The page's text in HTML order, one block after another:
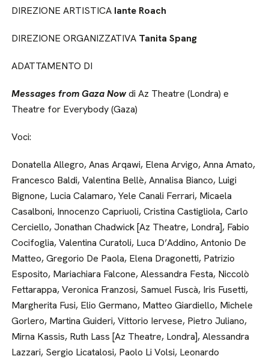
DIREZIONE ARTISTICA Iante Roach
DIREZIONE ORGANIZZATIVA Tanita Spang
ADATTAMENTO DI
Messages from Gaza Nowdi Az Theatre (Londra) e
Theatre for Everybody (Gaza)
Voci:
Donatella Allegro, Anas Arqawi, Elena Arvigo, Anna Amato,
Francesco Baldi, Valentina Bellè, Annalisa Bianco, Luigi
Bignone, Lucia Calamaro, Yele Canali Ferrari, Micaela
Casalboni, Innocenzo Capriuoli, Cristina Castigliola, Carlo
Cerciello, Jonathan Chadwick [Az Theatre, Londra], Fabio
Cocifoglia, Valentina Curatoli, Luca D’Addino, Antonio De
Matteo, Gregorio De Paola, Elena Dragonetti, Patrizio
Esposito, Mariachiara Falcone, Alessandra Festa, Niccolò
Fettarappa, Veronica Franzosi, Samuel Fuscà, Iris Fusetti,
Margherita Fusi, Elio Germano, Matteo Giardiello, Michele
Gorlero, Martina Guideri, Vittorio Iervese, Pietro Juliano,
Mirna Kassis, Ruth Lass [Az Theatre, Londra], Alessandra
Lazzari, Sergio Licatalosi, Paolo Li Volsi, Leonardo